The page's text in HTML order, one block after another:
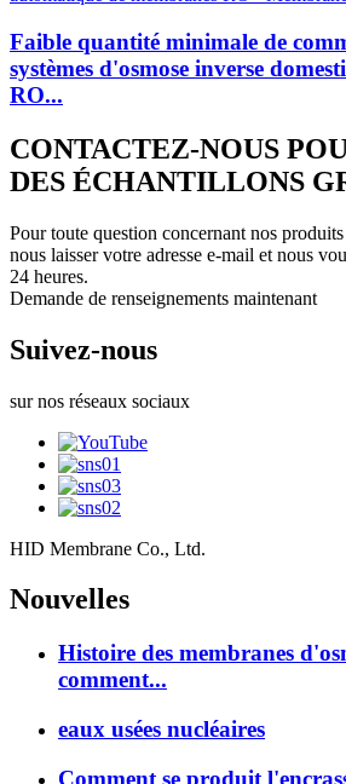
Faible quantité minimale de
systèmes d'osmose inverse
RO...
CONTACTEZ-NOUS
DES ÉCHANTILLONS
Pour toute question concernant nos
nous laisser votre adresse e-mail et nous
24 heures.
Demande de renseignements maintenant
Suivez-nous
sur nos réseaux sociaux
HID Membrane Co., Ltd.
Nouvelles
Histoire des membranes
comment...
eaux usées nucléaires
Comment se produit